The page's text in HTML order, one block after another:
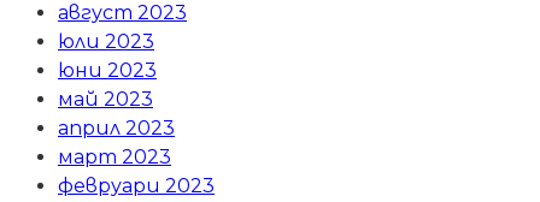
август 2023
юли 2023
юни 2023
май 2023
април 2023
март 2023
февруари 2023